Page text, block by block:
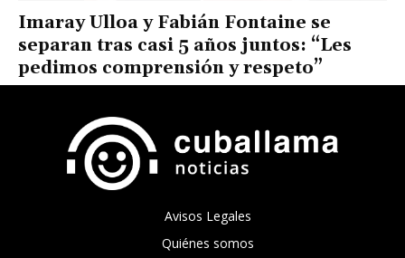
Imaray Ulloa y Fabián Fontaine se
separan tras casi 5 años juntos: “Les
pedimos comprensión y respeto”
Avisos Legales
Quiénes somos